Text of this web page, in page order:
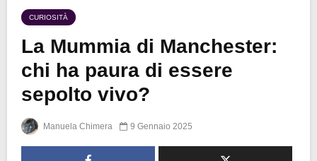
CURIOSITÀ
La Mummia di Manchester:
chi ha paura di essere
sepolto vivo?
Manuela Chimera 9 Gennaio 2025